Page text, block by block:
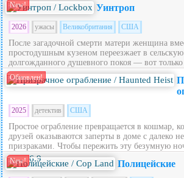
New! Уинтроп
2026 ужасы Великобритания США
После загадочной смерти матери женщина
простодушным кузеном переезжает в
долгожданного душевного покоя — вот только
Обновлен!
2025 детектив США
Простое ограбление превращается в кошмар,
друзей оказываются заперты в доме с далеко
призраками. Чтобы пережить эту безумную
New! 6.9 Полицейские